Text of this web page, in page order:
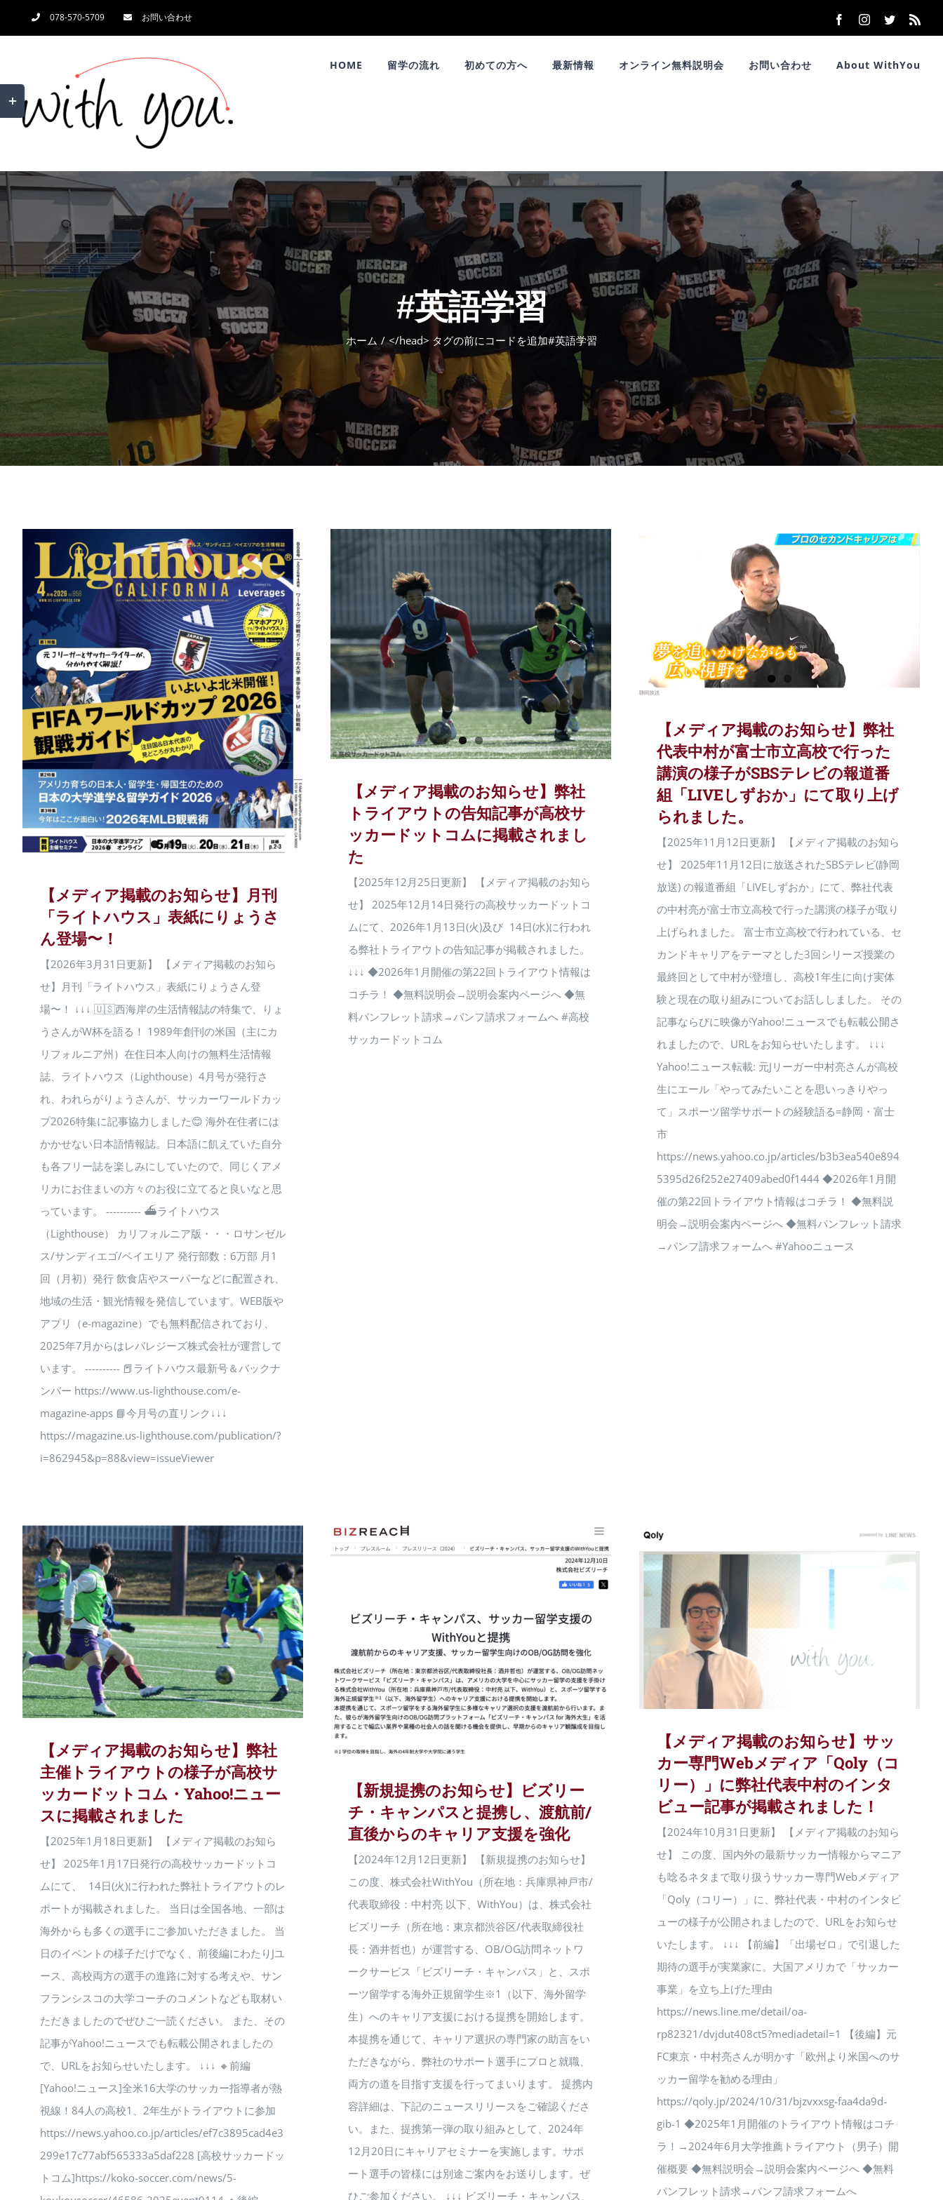
to
078-570-5709 お問い合わせ FacebookInstagram
Twitter
HOME 留学の流れ 初めての方へ 最新情報 オンライン無料説明会 お問い合わせ About WithYou
#英語学習
ホーム / </head> タグの前にコードを追加#英語学習
【メディア掲載のお知らせ】月刊
「ライトハウス」表紙にりょうさ
ん登場〜！
【2026年3月31日更新】 【メディア掲載のお知ら
せ】月刊「ライトハウス」表紙にりょうさん登
場〜！ ↓↓↓ 🇺🇸西海岸の生活情報誌の特集で、りょ
うさんがW杯を語る！ 1989年創刊の米国（主にカ
リフォルニア州）在住日本人向けの無料生活情報
誌、ライトハウス（Lighthouse）4月号が発行さ
れ、われらがりょうさんが、サッカーワールドカッ
プ2026特集に記事協力しました😊 海外在住者には
かかせない日本語情報誌。日本語に飢えていた自分
も各フリー誌を楽しみにしていたので、同じくアメ
リカにお住まいの方々のお役に立てると良いなと思
っています。 ---------- ⛴ライトハウス
（Lighthouse） カリフォルニア版・・・ロサンゼル
ス/サンディエゴ/ベイエリア 発行部数：6万部 月1
回（月初）発行 飲食店やスーパーなどに配置され、
地域の生活・観光情報を発信しています。WEB版や
アプリ（e-magazine）でも無料配信されており、
2025年7月からはレバレジーズ株式会社が運営して
います。 ---------- 📕ライトハウス最新号＆バックナ
ンバー https://www.us-lighthouse.com/e-
magazine-apps 📘今月号の直リンク↓↓↓
https://magazine.us-lighthouse.com/publication/?
i=862945&p=88&view=issueViewer
【メディア掲載のお知らせ】弊社
トライアウトの告知記事が高校サ
ッカードットコムに掲載されまし
た
【2025年12月25日更新】 【メディア掲載のお知ら
せ】 2025年12月14日発行の高校サッカードットコ
ムにて、2026年1月13日(火)及び 14日(水)に行われ
る弊社トライアウトの告知記事が掲載されました。
↓↓↓ ◆2026年1月開催の第22回トライアウト情報は
コチラ！ ◆無料説明会→説明会案内ページへ ◆無
料パンフレット請求→パンフ請求フォームへ #高校
サッカードットコム
【メディア掲載のお知らせ】弊社
代表中村が富士市立高校で行った
講演の様子がSBSテレビの報道番
組「LIVEしずおか」にて取り上げ
られました。
【2025年11月12日更新】 【メディア掲載のお知ら
せ】 2025年11月12日に放送されたSBSテレビ(静岡
放送) の報道番組「LIVEしずおか」にて、弊社代表
の中村亮が富士市立高校で行った講演の様子が取り
上げられました。 富士市立高校で行われている、セ
カンドキャリアをテーマとした3回シリーズ授業の
最終回として中村が登壇し、高校1年生に向け実体
験と現在の取り組みについてお話ししました。 その
記事ならびに映像がYahoo!ニュースでも転載公開さ
れましたので、URLをお知らせいたします。 ↓↓↓
Yahoo!ニュース転載: 元Jリーガー中村亮さんが高校
生にエール「やってみたいことを思いっきりやっ
て」スポーツ留学サポートの経験語る=静岡・富士
市
https://news.yahoo.co.jp/articles/b3b3ea540e894
5395d26f252e27409abed0f1444 ◆2026年1月開
催の第22回トライアウト情報はコチラ！ ◆無料説
明会→説明会案内ページへ ◆無料パンフレット請求
→パンフ請求フォームへ #Yahooニュース
【メディア掲載のお知らせ】弊社
主催トライアウトの様子が高校サ
ッカードットコム・Yahoo!ニュー
スに掲載されました
【2025年1月18日更新】 【メディア掲載のお知ら
せ】 2025年1月17日発行の高校サッカードットコ
ムにて、 14日(火)に行われた弊社トライアウトのレ
ポートが掲載されました。 当日は全国各地、一部は
海外からも多くの選手にご参加いただきました。 当
日のイベントの様子だけでなく、前後編にわたりJユ
ース、高校両方の選手の進路に対する考えや、サン
フランシスコの大学コーチのコメントなども取材い
ただきましたのでぜひご一読ください。 また、その
記事がYahoo!ニュースでも転載公開されましたの
で、URLをお知らせいたします。 ↓↓↓ 🔸前編
[Yahoo!ニュース]全米16大学のサッカー指導者が熱
視線！84人の高校1、2年生がトライアウトに参加
https://news.yahoo.co.jp/articles/ef7c3895cad4e3
299e17c77abf565333a5daf228 [高校サッカードッ
トコム]https://koko-soccer.com/news/5-
【新規提携のお知らせ】ビズリー
チ・キャンパスと提携し、渡航前/
直後からのキャリア支援を強化
【2024年12月12日更新】 【新規提携のお知らせ】
この度、株式会社WithYou（所在地：兵庫県神戸市/
代表取締役：中村亮 以下、WithYou）は、株式会社
ビズリーチ（所在地：東京都渋谷区/代表取締役社
長：酒井哲也）が運営する、OB/OG訪問ネットワ
ークサービス「ビズリーチ・キャンパス」と、スポ
ーツ留学する海外正規留学生※1（以下、海外留学
生）へのキャリア支援における提携を開始します。
本提携を通じて、キャリア選択の専門家の助言をい
ただきながら、弊社のサポート選手にプロと就職、
両方の道を目指す支援を行ってまいります。 提携内
容詳細は、下記のニュースリリースをご確認くださ
い。また、提携第一弾の取り組みとして、2024年
12月20日にキャリアセミナーを実施します。サポ
ート選手の皆様には別途ご案内をお送りします。ぜ
ひご参加ください。 ↓↓↓ ビズリーチ・キャンパス、
【メディア掲載のお知らせ】サッ
カー専門Webメディア「Qoly（コ
リー）」に弊社代表中村のインタ
ビュー記事が掲載されました！
【2024年10月31日更新】 【メディア掲載のお知ら
せ】 この度、国内外の最新サッカー情報からマニア
も唸るネタまで取り扱うサッカー専門Webメディア
「Qoly（コリー）」に、弊社代表・中村のインタビ
ューの様子が公開されましたので、URLをお知らせ
いたします。 ↓↓↓ 【前編】「出場ゼロ」で引退した
期待の選手が実業家に。大国アメリカで「サッカー
事業」を立ち上げた理由
https://news.line.me/detail/oa-
rp82321/dvjdut408ct5?mediadetail=1 【後編】元
FC東京・中村亮さんが明かす「欧州より米国へのサ
ッカー留学を勧める理由」
https://qoly.jp/2024/10/31/bjzvxxsg-faa4da9d-
gib-1 ◆2025年1月開催のトライアウト情報はコチ
ラ！→2024年6月大学推薦トライアウト（男子）開
催概要 ◆無料説明会→説明会案内ページへ ◆無料
パンフレット請求→パンフ請求フォームへ
Toggle
Sliding